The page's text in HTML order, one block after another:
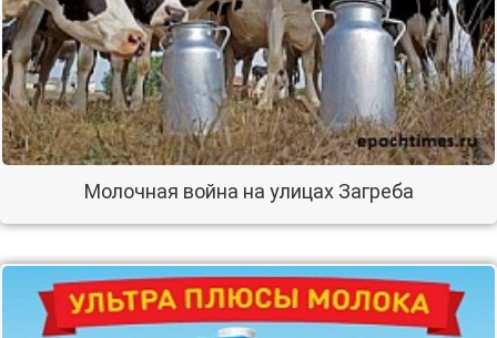
Молочная война на улицах Загреба